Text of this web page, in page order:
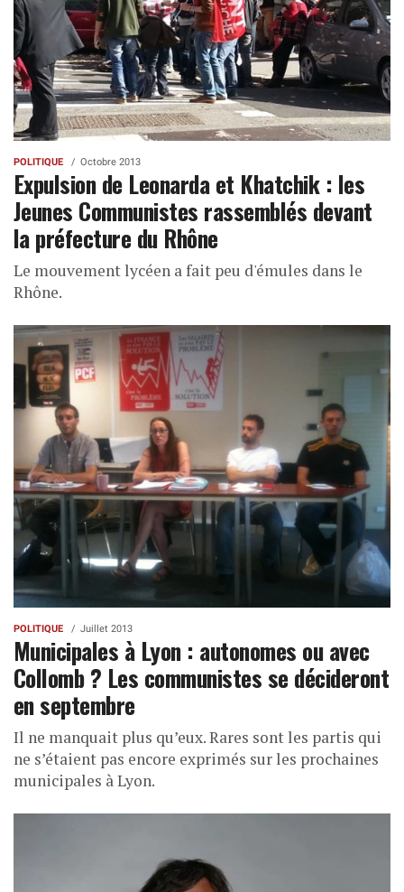
POLITIQUE Octobre 2013
Expulsion de Leonarda et Khatchik : les
Jeunes Communistes rassemblés devant
la préfecture du Rhône
Le mouvement lycéen a fait peu d'émules dans le
Rhône.
POLITIQUE Juillet 2013
Municipales à Lyon : autonomes ou avec
Collomb ? Les communistes se décideront
en septembre
Il ne manquait plus qu’eux. Rares sont les partis qui
ne s’étaient pas encore exprimés sur les prochaines
municipales à Lyon.